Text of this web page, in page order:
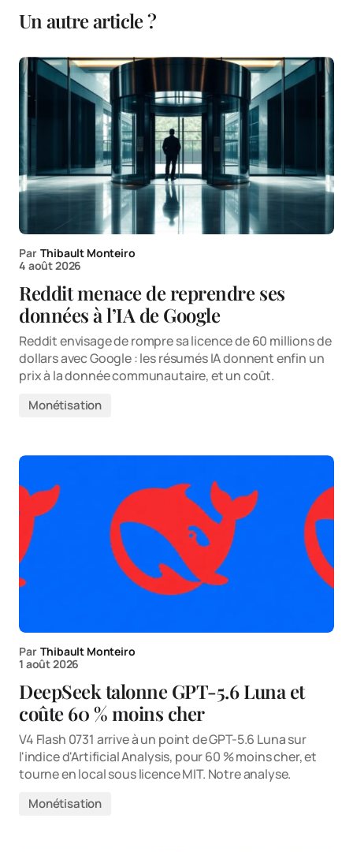
Un autre article ?
Par Thibault Monteiro
4 août 2026
Reddit menace de reprendre ses
données à l’IA de Google
Reddit envisage de rompre sa licence de 60 millions de
dollars avec Google : les résumés IA donnent enfin un
prix à la donnée communautaire, et un coût.
Monétisation
Par Thibault Monteiro
1 août 2026
DeepSeek talonne GPT-5.6 Luna et
coûte 60 % moins cher
V4 Flash 0731 arrive à un point de GPT-5.6 Luna sur
l'indice d'Artificial Analysis, pour 60 % moins cher, et
tourne en local sous licence MIT. Notre analyse.
Monétisation